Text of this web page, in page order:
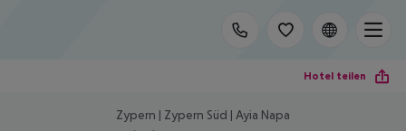
Hotel teilen
Zypern | Zypern Süd | Ayia Napa